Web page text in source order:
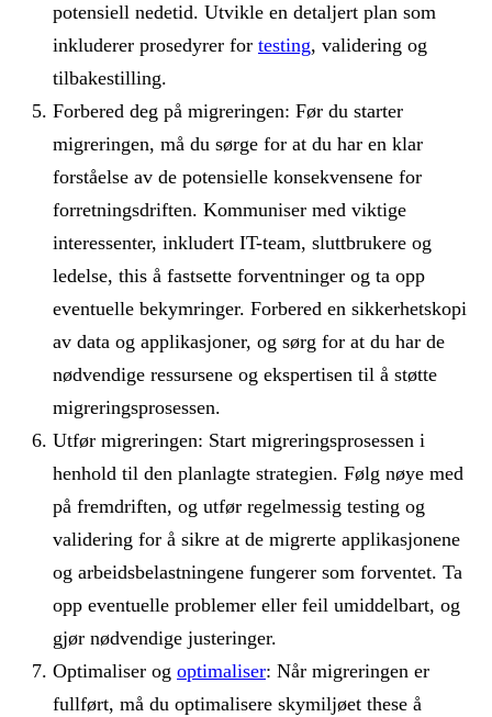
potensiell nedetid. Utvikle en detaljert plan som
inkluderer prosedyrer for testing, validering og
tilbakestilling.
Forbered deg på migreringen: Før du starter
migreringen, må du sørge for at du har en klar
forståelse av de potensielle konsekvensene for
forretningsdriften. Kommuniser med viktige
interessenter, inkludert IT-team, sluttbrukere og
ledelse, this å fastsette forventninger og ta opp
eventuelle bekymringer. Forbered en sikkerhetskopi
av data og applikasjoner, og sørg for at du har de
nødvendige ressursene og ekspertisen til å støtte
migreringsprosessen.
Utfør migreringen: Start migreringsprosessen i
henhold til den planlagte strategien. Følg nøye med
på fremdriften, og utfør regelmessig testing og
validering for å sikre at de migrerte applikasjonene
og arbeidsbelastningene fungerer som forventet. Ta
opp eventuelle problemer eller feil umiddelbart, og
gjør nødvendige justeringer.
Optimaliser og optimaliser: Når migreringen er
fullført, må du optimalisere skymiljøet these å